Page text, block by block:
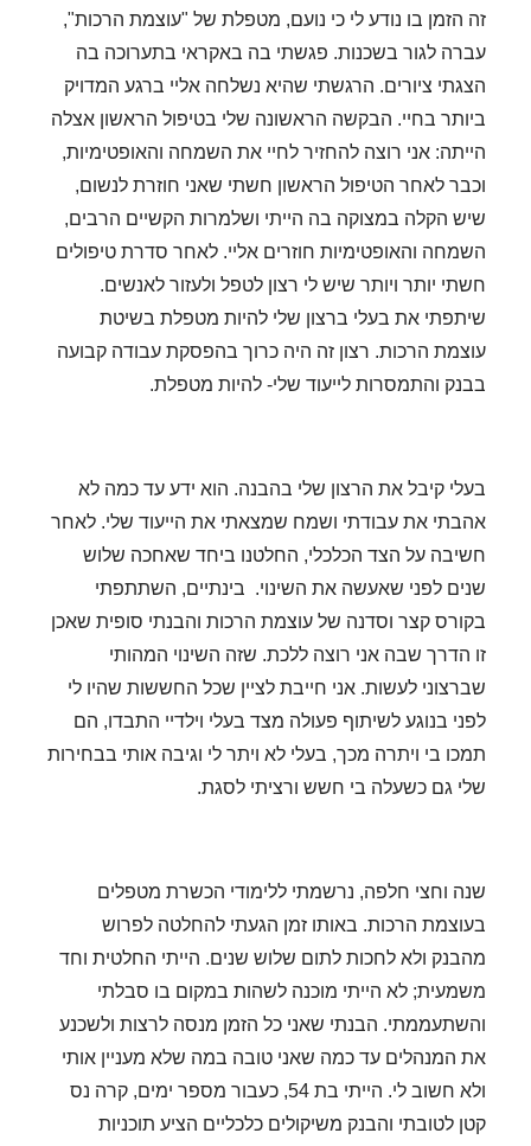
זה הזמן בו נודע לי כי נועם, מטפלת של "עוצמת הרכות",
עברה לגור בשכנות. פגשתי בה באקראי בתערוכה בה
הצגתי ציורים. הרגשתי שהיא נשלחה אליי ברגע המדויק
ביותר בחיי. הבקשה הראשונה שלי בטיפול הראשון אצלה
הייתה: אני רוצה להחזיר לחיי את השמחה והאופטימיות,
וכבר לאחר הטיפול הראשון חשתי שאני חוזרת לנשום,
שיש הקלה במצוקה בה הייתי ושלמרות הקשיים הרבים,
השמחה והאופטימיות חוזרים אליי. לאחר סדרת טיפולים
חשתי יותר ויותר שיש לי רצון לטפל ולעזור לאנשים.
שיתפתי את בעלי ברצון שלי להיות מטפלת בשיטת
עוצמת הרכות. רצון זה היה כרוך בהפסקת עבודה קבועה
בבנק והתמסרות לייעוד שלי- להיות מטפלת.
בעלי קיבל את הרצון שלי בהבנה. הוא ידע עד כמה לא
אהבתי את עבודתי ושמח שמצאתי את הייעוד שלי. לאחר
חשיבה על הצד הכלכלי, החלטנו ביחד שאחכה שלוש
שנים לפני שאעשה את השינוי. בינתיים, השתתפתי
בקורס קצר וסדנה של עוצמת הרכות והבנתי סופית שאכן
זו הדרך שבה אני רוצה ללכת. שזה השינוי המהותי
שברצוני לעשות. אני חייבת לציין שכל החששות שהיו לי
לפני בנוגע לשיתוף פעולה מצד בעלי וילדיי התבדו, הם
תמכו בי ויתרה מכך, בעלי לא ויתר לי וגיבה אותי בבחירות
שלי גם כשעלה בי חשש ורציתי לסגת.
שנה וחצי חלפה, נרשמתי ללימודי הכשרת מטפלים
בעוצמת הרכות. באותו זמן הגעתי להחלטה לפרוש
מהבנק ולא לחכות לתום שלוש שנים. הייתי החלטית וחד
משמעית; לא הייתי מוכנה לשהות במקום בו סבלתי
והשתעממתי. הבנתי שאני כל הזמן מנסה לרצות ולשכנע
את המנהלים עד כמה שאני טובה במה שלא מעניין אותי
ולא חשוב לי.
הייתי בת 54, כעבור מספר ימים, קרה נס
קטן לטובתי והבנק משיקולים כלכליים הציע תוכניות